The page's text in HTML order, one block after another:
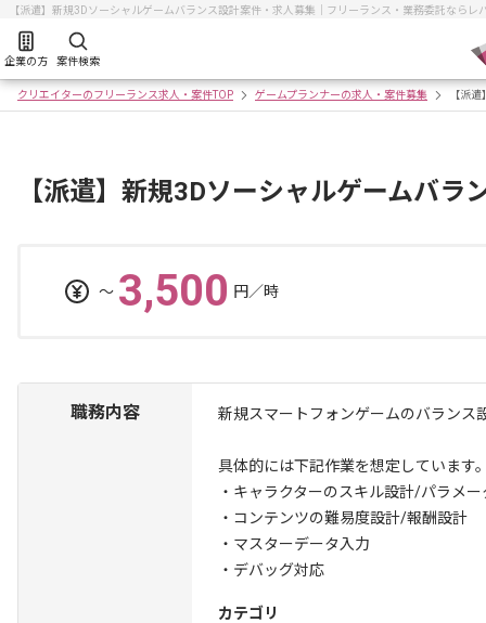
【派遣】新規3Dソーシャルゲームバランス設計案件・求人募集｜フリーランス・業務委託ならレ
企業の方 案件検索
クリエイターのフリーランス求人・案件TOP ゲームプランナーの求人・案件募集 【派
【派遣】新規3Dソーシャルゲームバラ
〜 3,500 円／時
職務内容 新規スマートフォンゲームのバランス
具体的には下記作業を想定しています
・キャラクターのスキル設計/パラメー
・コンテンツの難易度設計/報酬設計
・マスターデータ入力
・デバッグ対応
カテゴリ